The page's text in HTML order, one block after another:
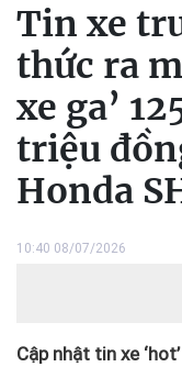
Tin xe
thức ra
xe ga’
triệu
Honda
10:40 08/07/2026
Cập nhật tin xe